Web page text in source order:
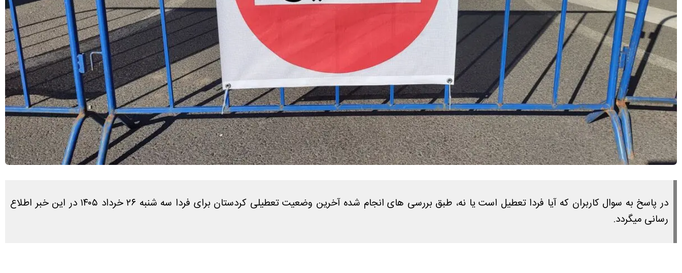
در پاسخ به سوال کاربران که آیا فردا تعطیل است یا نه، طبق بررسی های انجام شده آخرین وضعیت تعطیلی کردستان برای فردا سه شنبه ۲۶ خرداد ۱۴۰۵ در این خبر اطلاع
رسانی میگردد.